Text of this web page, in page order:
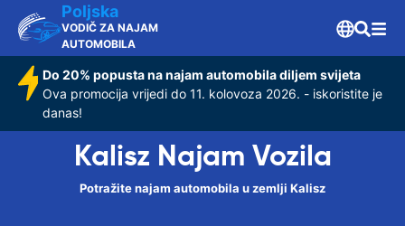
Poljska
VODIČ ZA NAJAM
AUTOMOBILA
Do 20% popusta na najam automobila diljem svijeta
Ova promocija vrijedi do 11. kolovoza 2026. - iskoristite je
danas!
Kalisz Najam Vozila
Potražite najam automobila u zemlji Kalisz